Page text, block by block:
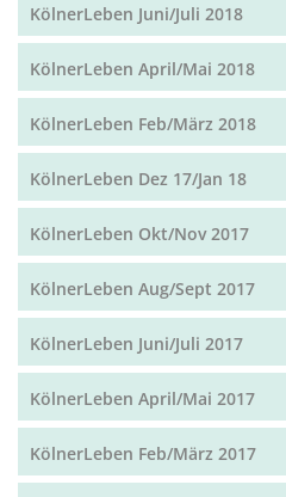
KölnerLeben Juni/Juli 2018
KölnerLeben April/Mai 2018
KölnerLeben Feb/März 2018
KölnerLeben Dez 17/Jan 18
KölnerLeben Okt/Nov 2017
KölnerLeben Aug/Sept 2017
KölnerLeben Juni/Juli 2017
KölnerLeben April/Mai 2017
KölnerLeben Feb/März 2017